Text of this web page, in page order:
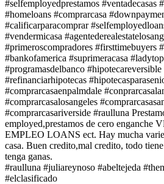
#selfemployedprestamos #ventadecasas
#homeloans #comprarcasa
#calificarparacomprar
#vendermicasa
#primeroscompradores #firsttimebuyers
#bankofamerica #suprimeracasa
#programasdelbanco #hipotecareversible
#refinanciarhipotecas
#comprarcasaenpalmdale
#comprarcasalosangeles
#comprarcasariverside #raulluna
employed,prestamos de cero
EMPLEO LOANS ect. Hay mucha
casa. Buen credito,mal credito, todo
tenga ganas.
#raulluna #juliareynoso #abeltejeda
#elclasificado